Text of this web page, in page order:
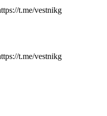
t.me/vestnikg
t.me/vestnikg